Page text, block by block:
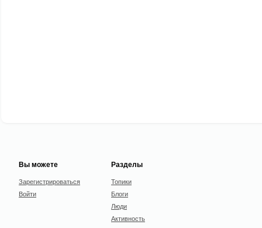
Вы можете
Зарегистрироваться
Войти
Разделы
Топики
Блоги
Люди
Активность